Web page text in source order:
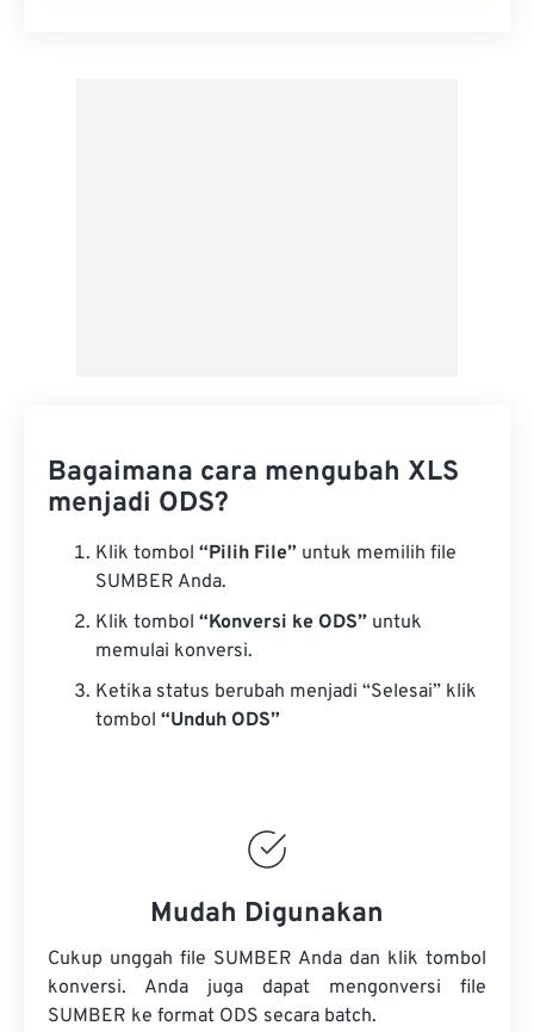
Bagaimana cara mengubah XLS
menjadi ODS?
Klik tombol “Pilih File” untuk memilih file
SUMBER Anda.
Klik tombol “Konversi ke ODS” untuk
memulai konversi.
Ketika status berubah menjadi “Selesai” klik
tombol “Unduh ODS”
Mudah Digunakan
Cukup unggah file SUMBER Anda dan klik tombol
konversi. Anda juga dapat mengonversi file
SUMBER ke format ODS secara batch.